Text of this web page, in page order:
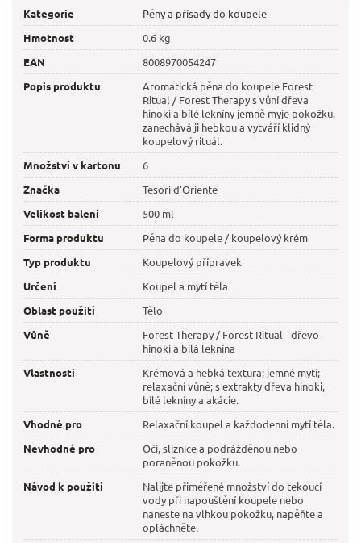
Kategorie
Pěny a přísady do koupele
Hmotnost
0.6 kg
EAN
8008970054247
Popis produktu
Aromatická pěna do koupele Forest
Ritual / Forest Therapy s vůní dřeva
hinoki a bílé lekníny jemně myje pokožku,
zanechává ji hebkou a vytváří klidný
koupelový rituál.
Množství v kartonu
6
Značka
Tesori d'Oriente
Velikost balení
500 ml
Forma produktu
Pěna do koupele / koupelový krém
Typ produktu
Koupelový přípravek
Určení
Koupel a mytí těla
Oblast použití
Tělo
Vůně
Forest Therapy / Forest Ritual - dřevo
hinoki a bílá leknína
Vlastnosti
Krémová a hebká textura; jemné mytí;
relaxační vůně; s extrakty dřeva hinoki,
bílé lekníny a akácie.
Vhodné pro
Relaxační koupel a každodenní mytí těla.
Nevhodné pro
Oči, sliznice a podrážděnou nebo
poraněnou pokožku.
Návod k použití
Nalijte přiměřené množství do tekoucí
vody při napouštění koupele nebo
naneste na vlhkou pokožku, napěňte a
opláchněte.